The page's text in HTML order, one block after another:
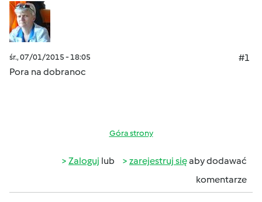
śr., 07/01/2015 - 18:05
#1
Pora na dobranoc
Góra strony
Zaloguj lub zarejestruj sięaby dodawać
komentarze